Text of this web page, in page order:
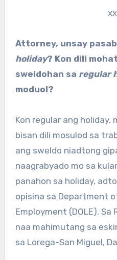
Attorney, unsay
holiday? Kon dili
sweldohan sa regular
moduol?
Kon regular ang holiday,
bisan dili mosulod sa
ang sweldo niadtong
naagrabyado mo sa
panahon sa holiday,
opisina sa Department
Employment (DOLE). Sa
naa mahimutang sa
sa Lorega-San Miguel,